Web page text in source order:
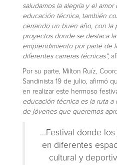
saludamos la alegría y el
educación técnica, también
cerrando un buen año, con la
proyectos donde se destaca
emprendimiento por parte de
diferentes carreras técnicas”,
Por su parte, Milton Ruíz,
Sandinista 19 de julio, afirmó
en realizar este hermoso
educación técnica es la ruta a
de jóvenes que queremos
...Festival donde
en diferentes
cultural y